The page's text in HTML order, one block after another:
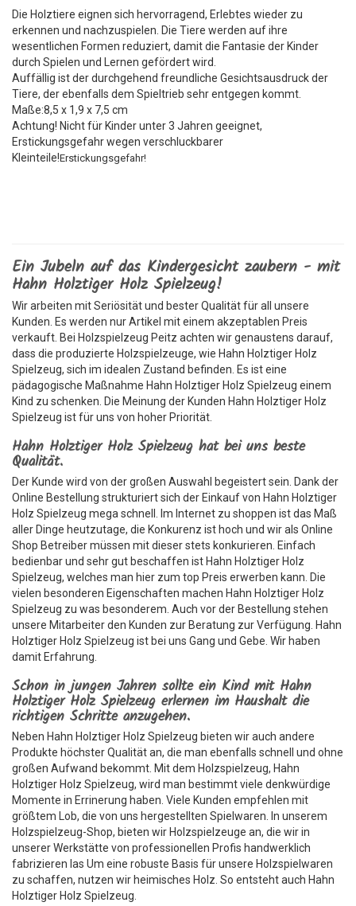
Die Holztiere eignen sich hervorragend, Erlebtes wieder zu
erkennen und nachzuspielen. Die Tiere werden auf ihre
wesentlichen Formen reduziert, damit die Fantasie der Kinder
durch Spielen und Lernen gefördert wird.
Auffällig ist der durchgehend freundliche Gesichtsausdruck der
Tiere, der ebenfalls dem Spieltrieb sehr entgegen kommt.
Maße:8,5 x 1,9 x 7,5 cm
Achtung! Nicht für Kinder unter 3 Jahren geeignet,
Erstickungsgefahr wegen verschluckbarer
Kleinteile!Erstickungsgefahr!
Ein Jubeln auf das Kindergesicht zaubern - mit
Hahn Holztiger Holz Spielzeug!
Wir arbeiten mit Seriösität und bester Qualität für all unsere
Kunden. Es werden nur Artikel mit einem akzeptablen Preis
verkauft. Bei Holzspielzeug Peitz achten wir genaustens darauf,
dass die produzierte Holzspielzeuge, wie Hahn Holztiger Holz
Spielzeug, sich im idealen Zustand befinden. Es ist eine
pädagogische Maßnahme Hahn Holztiger Holz Spielzeug einem
Kind zu schenken. Die Meinung der Kunden Hahn Holztiger Holz
Spielzeug ist für uns von hoher Priorität.
Hahn Holztiger Holz Spielzeug hat bei uns beste
Qualität.
Der Kunde wird von der großen Auswahl begeistert sein. Dank der
Online Bestellung strukturiert sich der Einkauf von Hahn Holztiger
Holz Spielzeug mega schnell. Im Internet zu shoppen ist das Maß
aller Dinge heutzutage, die Konkurenz ist hoch und wir als Online
Shop Betreiber müssen mit dieser stets konkurieren. Einfach
bedienbar und sehr gut beschaffen ist Hahn Holztiger Holz
Spielzeug, welches man hier zum top Preis erwerben kann. Die
vielen besonderen Eigenschaften machen Hahn Holztiger Holz
Spielzeug zu was besonderem. Auch vor der Bestellung stehen
unsere Mitarbeiter den Kunden zur Beratung zur Verfügung. Hahn
Holztiger Holz Spielzeug ist bei uns Gang und Gebe. Wir haben
damit Erfahrung.
Schon in jungen Jahren sollte ein Kind mit Hahn
Holztiger Holz Spielzeug erlernen im Haushalt die
richtigen Schritte anzugehen.
Neben Hahn Holztiger Holz Spielzeug bieten wir auch andere
Produkte höchster Qualität an, die man ebenfalls schnell und ohne
großen Aufwand bekommt. Mit dem Holzspielzeug, Hahn
Holztiger Holz Spielzeug, wird man bestimmt viele denkwürdige
Momente in Errinerung haben. Viele Kunden empfehlen mit
größtem Lob, die von uns hergestellten Spielwaren. In unserem
Holzspielzeug-Shop, bieten wir Holzspielzeuge an, die wir in
unserer Werkstätte von professionellen Profis handwerklich
fabrizieren las Um eine robuste Basis für unsere Holzspielwaren
zu schaffen, nutzen wir heimisches Holz. So entsteht auch Hahn
Holztiger Holz Spielzeug.